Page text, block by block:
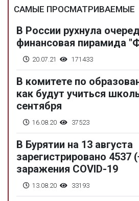
САМЫЕ ПРОСМАТРИВАЕМЫЕ
В России рухнула
финансовая пирамида
20.07.21 171433
В комитете по
как будут учиться
сентября
16.08.20 37523
В Бурятии на 13 августа
зарегистрировано 4537
заражения COVID-19
13.08.20 33193